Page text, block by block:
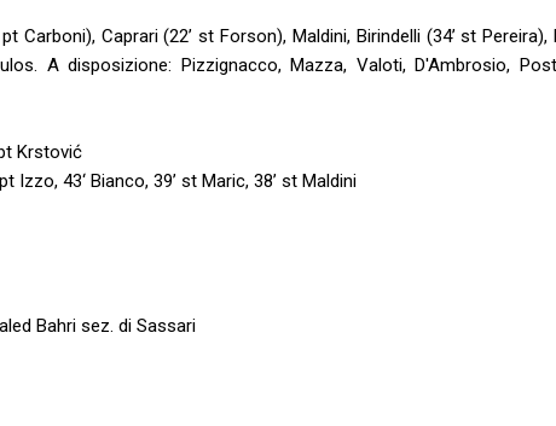
Carboni), Caprari (22’ st Forson), Maldini, Birindelli (34’ st Pereira),
A disposizione: Pizzignacco, Mazza, Valoti, D'Ambrosio,
Krstović
Izzo, 43‘ Bianco, 39’ st Maric, 38’ st Maldini
Bahri sez. di Sassari